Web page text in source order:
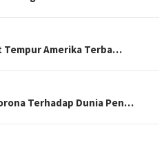
Tempur Amerika Terba…
Terhadap Dunia Pen…